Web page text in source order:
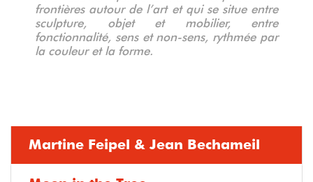
frontières autour de l’art et qui se situe entre
sculpture, objet et mobilier, entre
fonctionnalité, sens et non-sens, rythmée par
la couleur et la forme.
Martine Feipel & Jean Bechameil